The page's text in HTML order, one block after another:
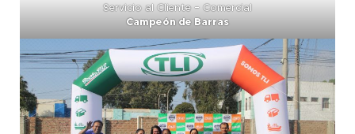
Servicio al Cliente – Comercial
Campeón de Barras